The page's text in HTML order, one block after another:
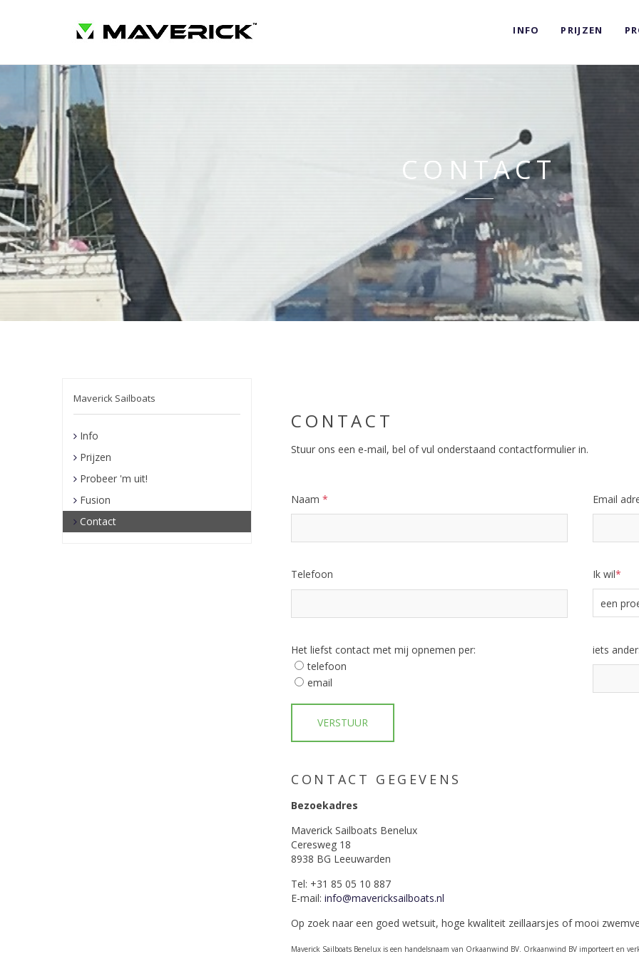
INFO PRIJZEN
CONTACT
Maverick Sailboats
Info
Prijzen
Probeer 'm uit!
Fusion
Contact
CONTACT
Stuur ons een e-mail, bel of vul onderstaand contactformulier in.
Naam* Email
Telefoon Ik wil*
Het liefst contact met mij opnemen per:
telefoon
email
iets
VERSTUUR
CONTACT GEGEVENS
Bezoekadres
Maverick Sailboats Benelux
Ceresweg 18
8938 BG Leeuwarden
Tel: +31 85 05 10 887
E-mail:info@mavericksailboats.nl
Op zoek naar een goed wetsuit, hoge kwaliteit zeillaarsjes of mooi
Maverick Sailboats Benelux is een handelsnaam van Orkaanwind BV. Orkaanwind BV importeert en